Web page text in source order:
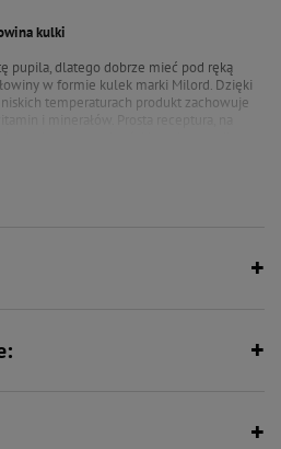
kulki
pupila, dlatego dobrze mieć pod ręką
w formie kulek marki Milord. Dzięki
temperaturach produkt zachowuje
krojone mięsne kawałki